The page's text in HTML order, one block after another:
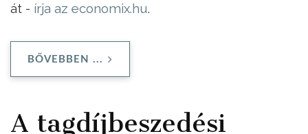
át - írja az economix.hu.
BŐVEBBEN ...
A tagdíjbeszedési